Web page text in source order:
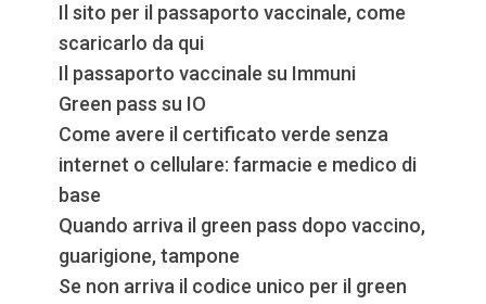
Il sito per il passaporto vaccinale, come
scaricarlo da qui
Il passaporto vaccinale su Immuni
Green pass su IO
Come avere il certificato verde senza
internet o cellulare: farmacie e medico di
base
Quando arriva il green pass dopo vaccino,
guarigione, tampone
Se non arriva il codice unico per il green